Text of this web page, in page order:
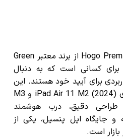
از برند معتبرGreen
برای کسانی است که به دنبال
برای آیپد خود هستند. این
iPad Air 11 M2 (2024) و M3
و M4 (2026) طراحی دقیق، درب هوشمند
و جایگاه اپل پنسیل، یکی از
است.